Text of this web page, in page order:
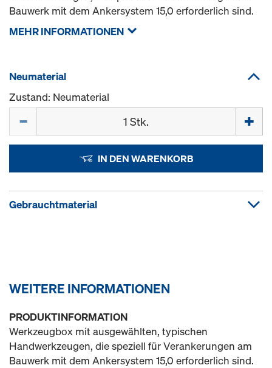
Bauwerk mit dem Ankersystem 15,0 erforderlich sind.
MEHR INFORMATIONEN
Neumaterial
Zustand: Neumaterial
IN DEN WARENKORB
Gebrauchtmaterial
WEITERE INFORMATIONEN
PRODUKTINFORMATION
Werkzeugbox mit ausgewählten, typischen
Handwerkzeugen, die speziell für Verankerungen am
Bauwerk mit dem Ankersystem 15,0 erforderlich sind.